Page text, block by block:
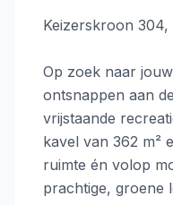
Keizerskroon
Op zoek naar
ontsnappen aan
vrijstaande
kavel van 362 m²
ruimte én volop
prachtige, groene